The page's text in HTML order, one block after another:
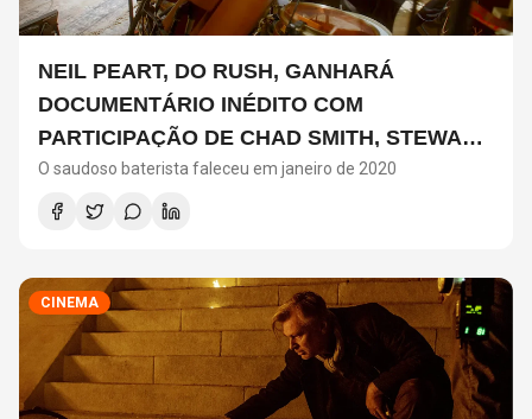
NEIL PEART, DO RUSH, GANHARÁ
DOCUMENTÁRIO INÉDITO COM
PARTICIPAÇÃO DE CHAD SMITH, STEWART
COPELAND E DANNY CAREY
O saudoso baterista faleceu em janeiro de 2020
CINEMA